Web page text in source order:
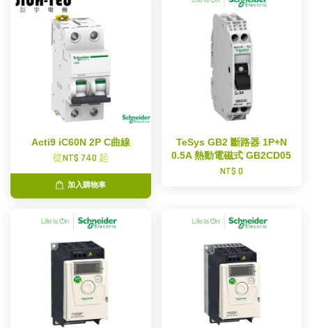
Acti9 iC60N 2P C曲線
從NT$ 740 起
加入購物車
TeSys GB2 斷路器 1P+N
0.5A 熱動電磁式 GB2CD05
NT$ 0